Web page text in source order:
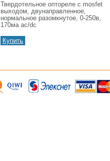
Твердотельное оптореле с mosfet
выходом, двунаправленное,
нормальное разомкнутое, 0-250в,
170ма ac/dc
Купить